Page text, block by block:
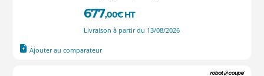
677,00€ HT
Livraison à partir du 13/08/2026
Ajouter au comparateur